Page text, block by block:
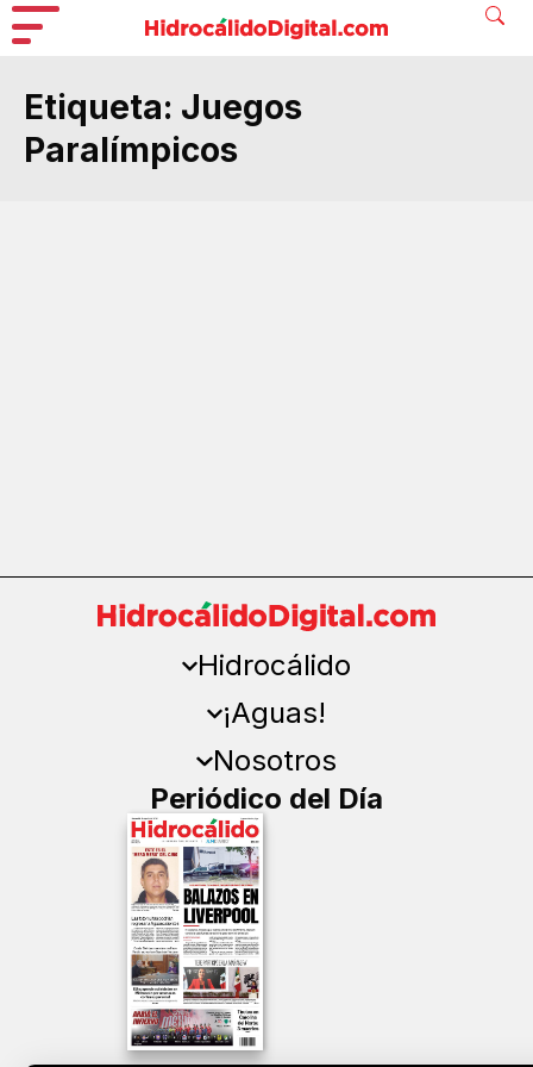
Etiqueta: Juegos
Paralímpicos
Hidrocálido
¡Aguas!
Nosotros
Periódico del Día